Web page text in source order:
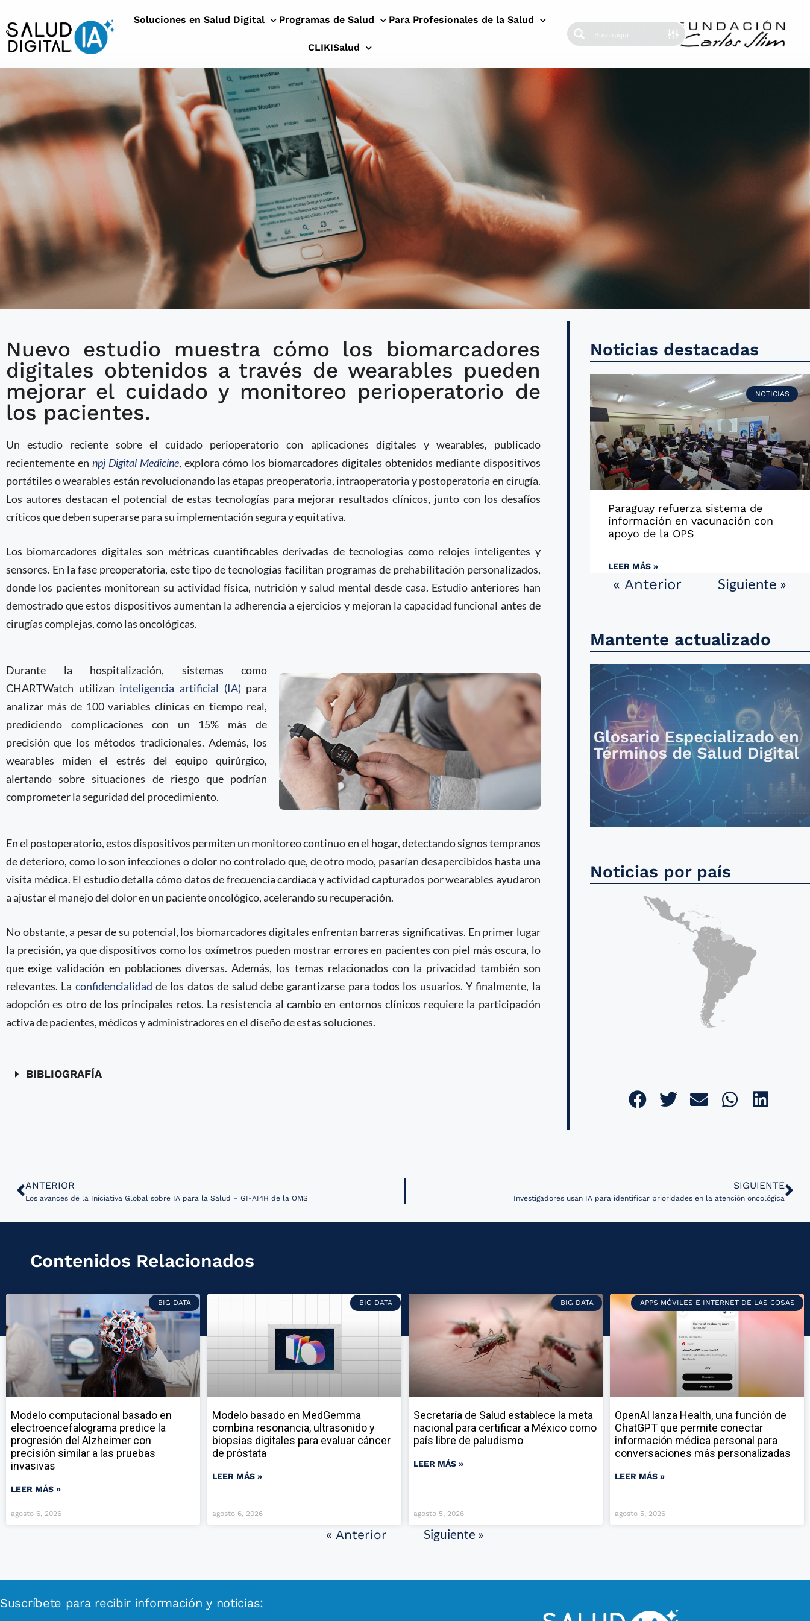
Soluciones en Salud Digital Programas de Salud Para Profesionales de la Salud
CLIKISalud
Biomarcadores digitales: Los wearables están
transformando el cuidado antes y después de
las cirugías
Nuevo estudio muestra cómo los biomarcadores
digitales obtenidos a través de wearables pueden
mejorar el cuidado y monitoreo perioperatorio de
los pacientes.
Un estudio reciente sobre el cuidado perioperatorio con aplicaciones digitales y wearables, publicado
recientemente en npj Digital Medicine, explora cómo los biomarcadores digitales obtenidos mediante dispositivos
portátiles o wearables están revolucionando las etapas preoperatoria, intraoperatoria y postoperatoria en cirugía.
Los autores destacan el potencial de estas tecnologías para mejorar resultados clínicos, junto con los desafíos
críticos que deben superarse para su implementación segura y equitativa.
Los biomarcadores digitales son métricas cuantificables derivadas de tecnologías como relojes inteligentes y
sensores. En la fase preoperatoria, este tipo de tecnologías facilitan programas de prehabilitación personalizados,
donde los pacientes monitorean su actividad física, nutrición y salud mental desde casa. Estudio anteriores han
demostrado que estos dispositivos aumentan la adherencia a ejercicios y mejoran la capacidad funcional antes de
cirugías complejas, como las oncológicas.
Durante la hospitalización, sistemas como
CHARTWatch utilizan inteligencia artificial (IA) para
analizar más de 100 variables clínicas en tiempo real,
prediciendo complicaciones con un 15% más de
precisión que los métodos tradicionales. Además, los
wearables miden el estrés del equipo quirúrgico,
alertando sobre situaciones de riesgo que podrían
comprometer la seguridad del procedimiento.
En el postoperatorio, estos dispositivos permiten un monitoreo continuo en el hogar, detectando signos tempranos
de deterioro, como lo son infecciones o dolor no controlado que, de otro modo, pasarían desapercibidos hasta una
visita médica. El estudio detalla cómo datos de frecuencia cardíaca y actividad capturados por wearables ayudaron
a ajustar el manejo del dolor en un paciente oncológico, acelerando su recuperación.
No obstante, a pesar de su potencial, los biomarcadores digitales enfrentan barreras significativas. En primer lugar
la precisión, ya que dispositivos como los oxímetros pueden mostrar errores en pacientes con piel más oscura, lo
que exige validación en poblaciones diversas. Además, los temas relacionados con la privacidad también son
relevantes. La confidencialidad de los datos de salud debe garantizarse para todos los usuarios. Y finalmente, la
adopción es otro de los principales retos. La resistencia al cambio en entornos clínicos requiere la participación
activa de pacientes, médicos y administradores en el diseño de estas soluciones.
BIBLIOGRAFÍA
Noticias destacadas
NOTICIAS
Paraguay refuerza sistema de
información en vacunación con
apoyo de la OPS
LEER MÁS »
« Anterior Siguiente »
Mantente actualizado
Noticias por país
ANTERIOR
Los avances de la Iniciativa Global sobre IA para la Salud – GI-AI4H de la OMS
SIGUIENTE
Investigadores usan IA para identificar prioridades en la atención oncológica
Contenidos Relacionados
BIG DATA
Modelo computacional basado en
electroencefalograma predice la
progresión del Alzheimer con
precisión similar a las pruebas
invasivas
LEER MÁS »
agosto 6, 2026
BIG DATA
Modelo basado en MedGemma
combina resonancia, ultrasonido y
biopsias digitales para evaluar cáncer
de próstata
LEER MÁS »
agosto 6, 2026
BIG DATA
Secretaría de Salud establece la meta
nacional para certificar a México como
país libre de paludismo
LEER MÁS »
agosto 5, 2026
APPS MÓVILES E INTERNET DE LAS COSAS
OpenAI lanza Health, una función de
ChatGPT que permite conectar
información médica personal para
conversaciones más personalizadas
LEER MÁS »
agosto 5, 2026
« Anterior Siguiente »
Suscríbete para recibir información y noticias: